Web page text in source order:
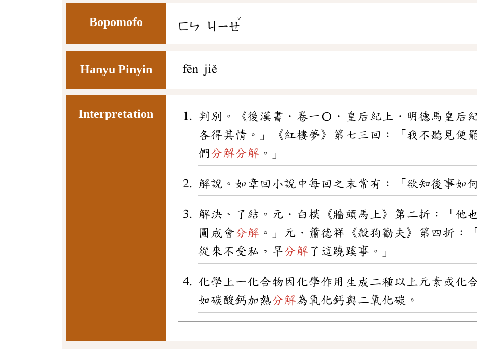
Bopomofo ㄈㄣ ㄐㄧㄝ
ˇ
Hanyu Pinyin fēn jiě
Interpretation 判別。《後漢書．卷一〇．皇后紀上．明德馬皇后
各得其情。」《紅樓夢》第七三回：「我不聽見便
們分解分解 。」
解說。如章回小說中每回之末常有：「欲知後事如
解決、了結。元．白樸《牆頭馬上》第二折：「他
圓成會分解 。」元．蕭德祥《殺狗勸夫》第四折：
從來不受私，早分解 了這蹺蹊事。」
化學上一化合物因化學作用生成二種以上元素或化
如碳酸鈣加熱分解為氧化鈣與二氧化碳。